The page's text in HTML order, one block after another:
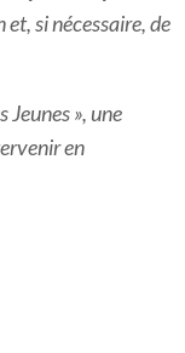
si nécessaire, de
Jeunes », une
en